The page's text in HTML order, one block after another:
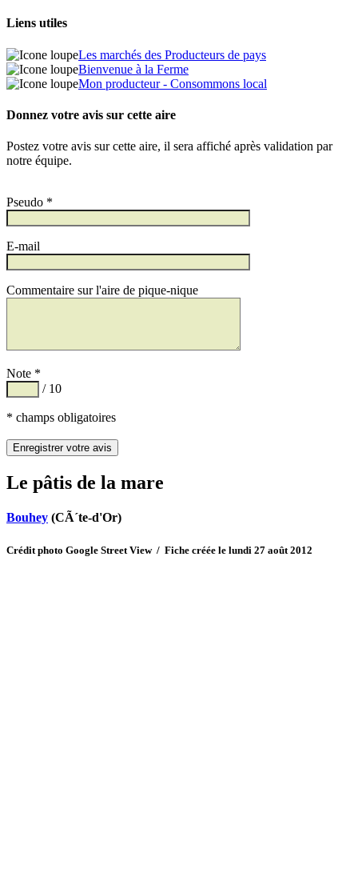
Liens utiles
Les marchés des Producteurs de pays
Bienvenue à la Ferme
Mon producteur - Consommons local
Donnez votre avis sur cette aire
Postez votre avis sur cette aire, il sera affiché après validation par
notre équipe.
Pseudo *
E-mail
Commentaire sur l'aire de pique-nique
Note *
/ 10
* champs obligatoires
Le pâtis de la mare
Bouhey (CÃ´te-d'Or)
Crédit photo Google Street View / Fiche créée le lundi 27 août 2012